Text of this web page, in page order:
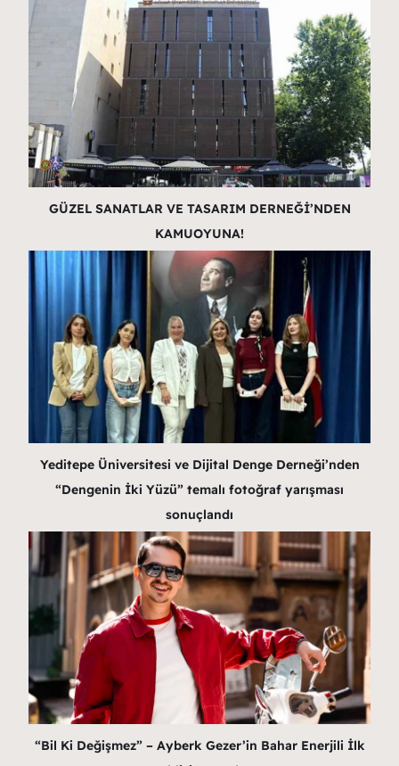
GÜZEL SANATLAR VE TASARIM DERNEĞİ’NDEN
KAMUOYUNA!
Yeditepe Üniversitesi ve Dijital Denge Derneği’nden
“Dengenin İki Yüzü” temalı fotoğraf yarışması
sonuçlandı
“Bil Ki Değişmez” – Ayberk Gezer’in Bahar Enerjili İlk